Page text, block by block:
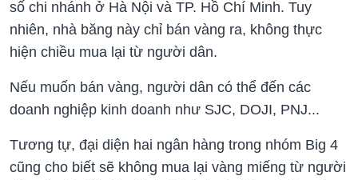
số chi nhánh ở Hà Nội và TP. Hồ Chí Minh. Tuy
nhiên, nhà băng này chỉ bán vàng ra, không thực
hiện chiều mua lại từ người dân.
Nếu muốn bán vàng, người dân có thể đến các
doanh nghiệp kinh doanh như SJC, DOJI, PNJ...
Tương tự, đại diện hai ngân hàng trong nhóm Big 4
cũng cho biết sẽ không mua lại vàng miếng từ người